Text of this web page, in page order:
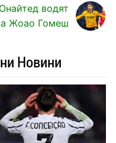
водят
Жоао Гомеш
Новини